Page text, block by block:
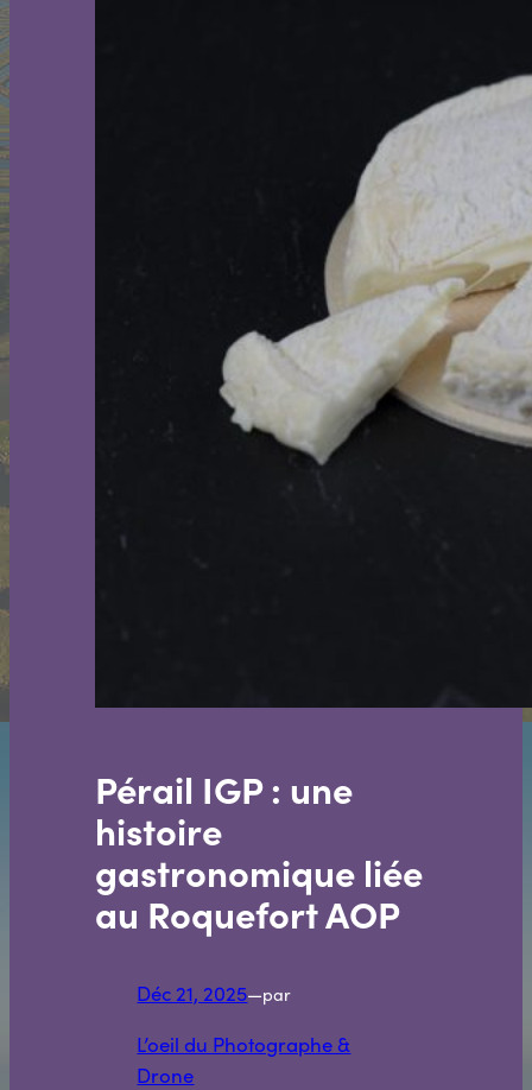
Pérail IGP : une
histoire
gastronomique liée
au Roquefort AOP
Déc 21, 2025—par
L’oeil du Photographe &
Drone